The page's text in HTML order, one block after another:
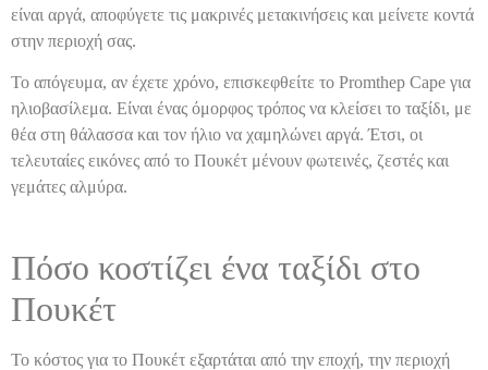
είναι αργά, αποφύγετε τις μακρινές μετακινήσεις και μείνετε κοντά
στην περιοχή σας.
Το απόγευμα, αν έχετε χρόνο, επισκεφθείτε το Promthep Cape για
ηλιοβασίλεμα. Είναι ένας όμορφος τρόπος να κλείσει το ταξίδι, με
θέα στη θάλασσα και τον ήλιο να χαμηλώνει αργά. Έτσι, οι
τελευταίες εικόνες από το Πουκέτ μένουν φωτεινές, ζεστές και
γεμάτες αλμύρα.
Πόσο κοστίζει ένα ταξίδι στο
Πουκέτ
Το κόστος για το Πουκέτ εξαρτάται από την εποχή, την περιοχή